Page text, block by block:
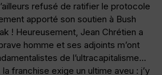
refusé de ratifier le protocole
apporté son soutien à Bush
! Heureusement, Jean Chrétien a
homme et ses adjoints m’ont
de l’ultracapitalisme…
franchise exige un ultime aveu : j’y